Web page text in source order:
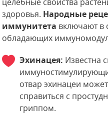
здоровья. Народные
иммунитета включают в
обладающих
Эхинацея: Известна
отвар эхинацеи
справиться с
гриппом.